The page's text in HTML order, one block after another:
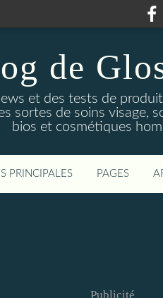
de
et des tests de
sortes de soins visage,
bios et cosmétiques
PRINCIPALES PAGES
Publicité